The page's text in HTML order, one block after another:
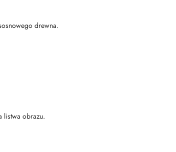
drewna.
listwa obrazu.